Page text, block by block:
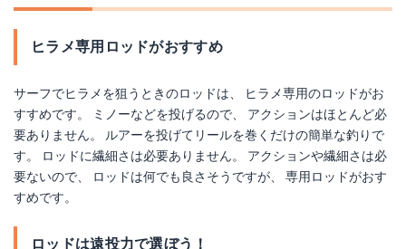
ヒラメ専用ロッドがおすすめ
サーフでヒラメを狙うときのロッドは、 ヒラメ専用のロッドがお
すすめです。 ミノーなどを投げるので、 アクションはほとんど必
要ありません。 ルアーを投げてリールを巻くだけの簡単な釣りで
す。 ロッドに繊細さは必要ありません。 アクションや繊細さは必
要ないので、 ロッドは何でも良さそうですが、 専用ロッドがおす
すめです。
ロッドは遠投力で選ぼう！